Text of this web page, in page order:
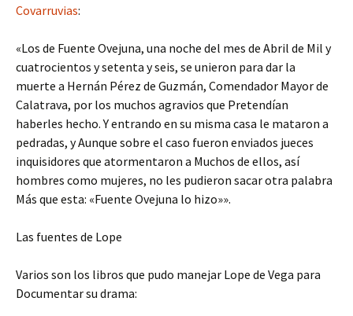
Covarruvias:
«Los de Fuente Ovejuna, una noche del mes de Abril de Mil y
cuatrocientos y setenta y seis, se unieron para dar la
muerte a Hernán Pérez de Guzmán, Comendador Mayor de
Calatrava, por los muchos agravios que Pretendían
haberles hecho. Y entrando en su misma casa le mataron a
pedradas, y Aunque sobre el caso fueron enviados jueces
inquisidores que atormentaron a Muchos de ellos, así
hombres como mujeres, no les pudieron sacar otra palabra
Más que esta: «Fuente Ovejuna lo hizo»».
Las fuentes de Lope
Varios son los libros que pudo manejar Lope de Vega para
Documentar su drama: